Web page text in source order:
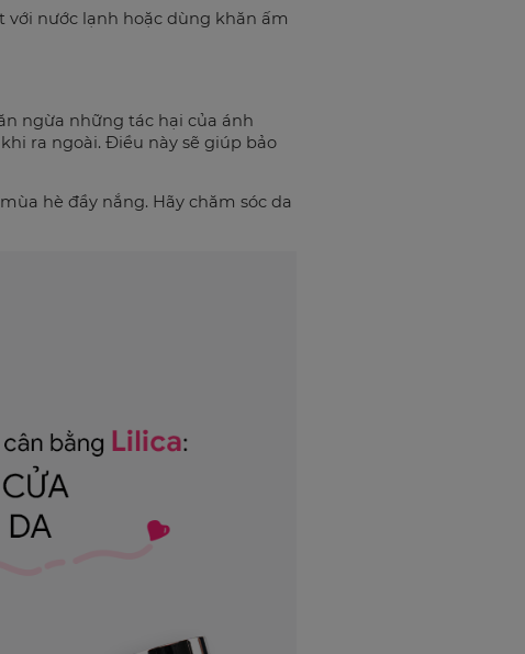
với nước lạnh hoặc dùng khăn ấm
ngừa những tác hại của ánh
ra ngoài. Điều này sẽ giúp bảo
hè đầy nắng. Hãy chăm sóc da